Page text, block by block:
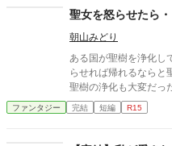
る。 “聖女は子を産ん
の裏にある政治的思惑を。 ――これは、娘を奪われた聖
家を静かに崩壊へ導い
聖女を怒らせたら・
朝山みどり
ある国が聖樹を浄化し
らせれば帰れるならと
聖樹の浄化も大変だっ
も励ました。やがて二
が・・・
ファンタジー 完結 短編 R15